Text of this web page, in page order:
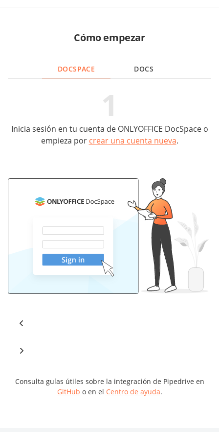
Cómo empezar
DOCSPACE DOCS
1
Inicia sesión en tu cuenta de ONLYOFFICE DocSpace o
empieza por crear una cuenta nueva.
Consulta guías útiles sobre la integración de Pipedrive en
GitHub o en el Centro de ayuda.